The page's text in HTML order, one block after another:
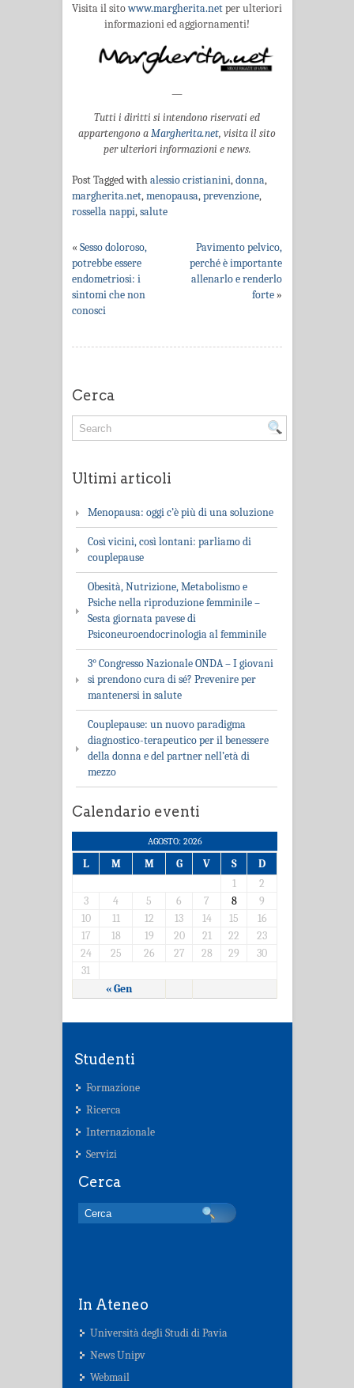
Visita il sitowww.margherita.netper ulteriori
informazioni ed aggiornamenti!
—
Tutti i diritti si intendono riservati ed
appartengono aMargherita.net, visita il sito
per ulteriori informazioni e news.
Post Tagged withalessio cristianini,donna,
margherita.net,menopausa,prevenzione,
rossella nappi,salute
« Sesso doloroso,
potrebbe essere
endometriosi: i
sintomi che non
conosci
Pavimento pelvico,
perché è importante
allenarlo e renderlo
forte»
Cerca
Ultimi articoli
Menopausa: oggi c’è più di una soluzione
Così vicini, così lontani: parliamo di
couplepause
Obesità, Nutrizione, Metabolismo e
Psiche nella riproduzione femminile –
Sesta giornata pavese di
Psiconeuroendocrinologia al femminile
3° Congresso Nazionale ONDA – I giovani
si prendono cura di sé? Prevenire per
mantenersi in salute
Couplepause: un nuovo paradigma
diagnostico-terapeutico per il benessere
della donna e del partner nell’età di
mezzo
Calendario eventi
AGOSTO: 2026
L M M G V S D
« Gen
1
2
3
4 5 6 7 8
9
10
11 12 13 14 15
16
17
18 19 20 21 22
23
24
25 26 27 28 29
30
31
Studenti
Formazione
Ricerca
Internazionale
Servizi
Cerca
In Ateneo
Università degli Studi di Pavia
News Unipv
Webmail